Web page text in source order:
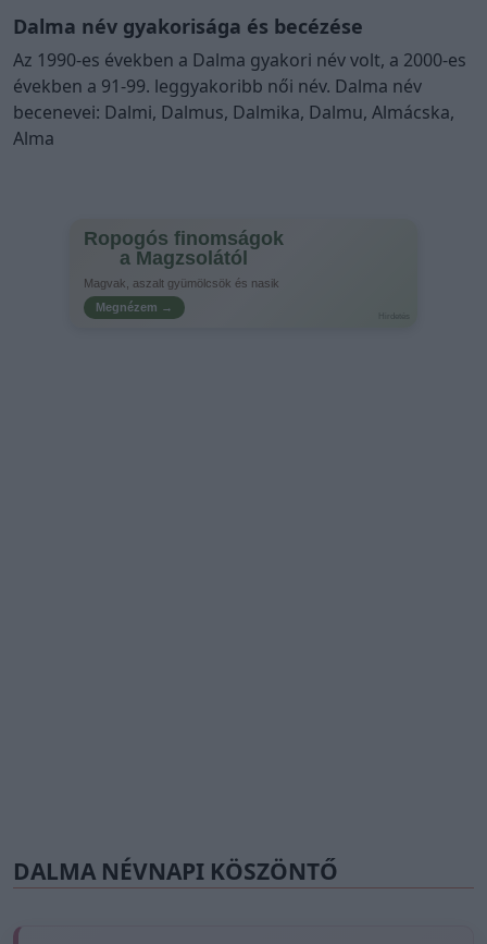
Dalma név gyakorisága és becézése
Az 1990-es években a Dalma gyakori név volt, a 2000-es
években a 91-99. leggyakoribb női név. Dalma név
becenevei: Dalmi, Dalmus, Dalmika, Dalmu, Almácska,
Alma
Ropogós finomságok
a Magzsolától
Magvak, aszalt gyümölcsök és nasik
Megnézem →
DALMA NÉVNAPI KÖSZÖNTŐ